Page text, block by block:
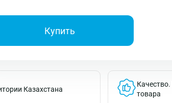
Купить
Казахстана
Качество.
товара